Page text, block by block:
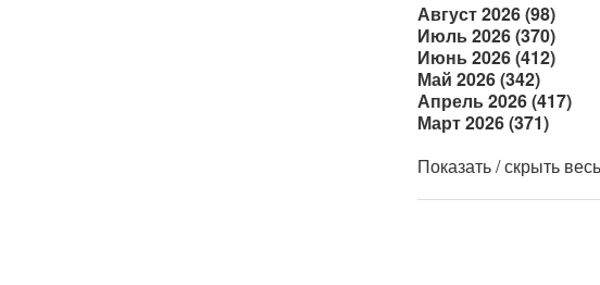
Август 2026 (98)
Июль 2026 (370)
Июнь 2026 (412)
Май 2026 (342)
Апрель 2026 (417)
Март 2026 (371)
Показать / скрыть